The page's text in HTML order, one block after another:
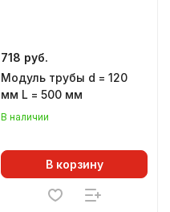
718 руб.
Модуль трубы d = 120
мм L = 500 мм
В наличии
В корзину